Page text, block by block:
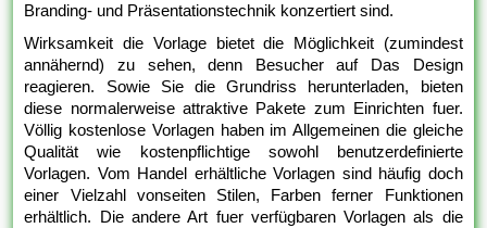
Branding- und Präsentationstechnik konzertiert sind.
Wirksamkeit die Vorlage bietet die Möglichkeit (zumindest
annähernd) zu sehen, denn Besucher auf Das Design
reagieren. Sowie Sie die Grundriss herunterladen, bieten
diese normalerweise attraktive Pakete zum Einrichten fuer.
Völlig kostenlose Vorlagen haben im Allgemeinen die gleiche
Qualität wie kostenpflichtige sowohl benutzerdefinierte
Vorlagen. Vom Handel erhältliche Vorlagen sind häufig doch
einer Vielzahl vonseiten Stilen, Farben ferner Funktionen
erhältlich. Die andere Art fuer verfügbaren Vorlagen als die